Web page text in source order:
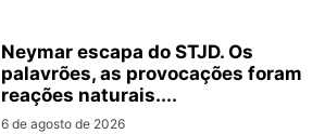
Neymar escapa do STJD. Os
palavrões, as provocações foram
reações naturais....
6 de agosto de 2026